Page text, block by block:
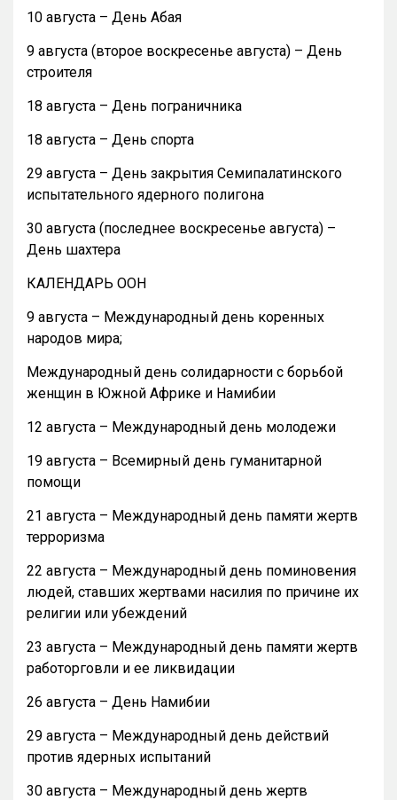
10 августа – День Абая
9 августа (второе воскресенье августа) – День
строителя
18 августа – День пограничника
18 августа – День спорта
29 августа – День закрытия Семипалатинского
испытательного ядерного полигона
30 августа (последнее воскресенье августа) –
День шахтера
КАЛЕНДАРЬ ООН
9 августа – Международный день коренных
народов мира;
Международный день солидарности с борьбой
женщин в Южной Африке и Намибии
12 августа – Международный день молодежи
19 августа – Всемирный день гуманитарной
помощи
21 августа – Международный день памяти жертв
терроризма
22 августа – Международный день поминовения
людей, ставших жертвами насилия по причине их
религии или убеждений
23 августа – Международный день памяти жертв
работорговли и ее ликвидации
26 августа – День Намибии
29 августа – Международный день действий
против ядерных испытаний
30 августа – Международный день жертв